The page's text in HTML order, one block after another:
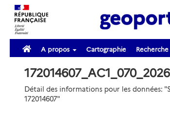
A propos Cartographie
Détail des informations pour les données:
172014607"